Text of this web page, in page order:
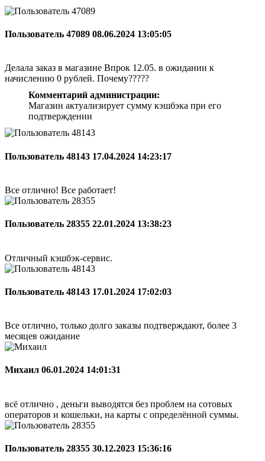
Пользователь 47089 08.06.2024 13:05:05
Делала заказ в магазине Впрок 12.05. в ожидании к
начислению 0 рублей. Почему?????
Комментарий администрации:
Магазин актуализирует сумму кэшбэка при его
подтверждении
Пользователь 48143 17.04.2024 14:23:17
Все отлично! Все работает!
Пользователь 28355 22.01.2024 13:38:23
Отличный кэшбэк-сервис.
Пользователь 48143 17.01.2024 17:02:03
Все отлично, только долго заказы подтверждают, более 3
месяцев ожидание
Михаил 06.01.2024 14:01:31
всё отлично , деньги выводятся без проблем на сотовых
операторов и кошельки, на карты с определённой суммы.
Пользователь 28355 30.12.2023 15:36:16